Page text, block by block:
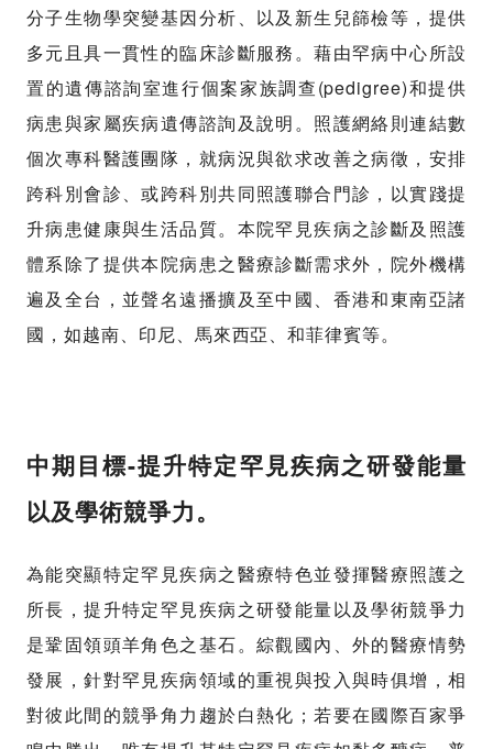
分子生物學突變基因分析、以及新生兒篩檢等，提供
多元且具一貫性的臨床診斷服務。藉由罕病中心所設
置的遺傳諮詢室進行個案家族調查(pedigree)和提供
病患與家屬疾病遺傳諮詢及說明。照護網絡則連結數
個次專科醫護團隊，就病況與欲求改善之病徵，安排
跨科別會診、或跨科別共同照護聯合門診，以實踐提
升病患健康與生活品質。本院罕見疾病之診斷及照護
體系除了提供本院病患之醫療診斷需求外，院外機構
遍及全台，並聲名遠播擴及至中國、香港和東南亞諸
國，如越南、印尼、馬來西亞、和菲律賓等。
中期目標-提升特定罕見疾病之研發能量
以及學術競爭力。
為能突顯特定罕見疾病之醫療特色並發揮醫療照護之
所長，提升特定罕見疾病之研發能量以及學術競爭力
是鞏固領頭羊角色之基石。綜觀國內、外的醫療情勢
發展，針對罕見疾病領域的重視與投入與時俱增，相
對彼此間的競爭角力趨於白熱化；若要在國際百家爭